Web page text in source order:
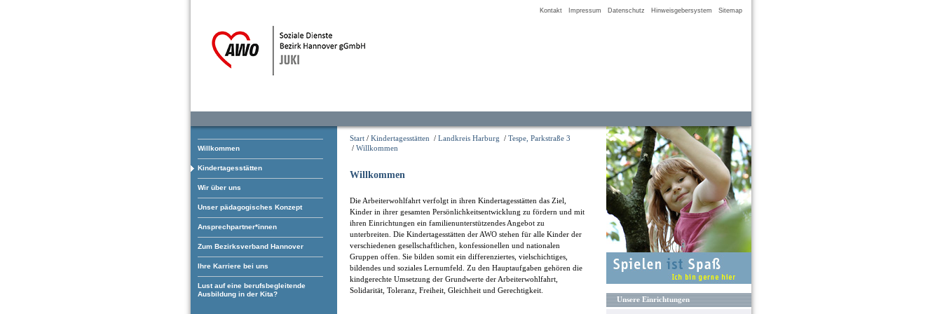
Kontakt Impressum Datenschutz Hinweisgebersystem Sitemap
Willkommen
Kindertagesstätten
Wir über uns
Unser pädagogisches Konzept
Ansprechpartner*innen
Zum Bezirksverband Hannover
Ihre Karriere bei uns
Lust auf eine berufsbegleitende
Ausbildung in der Kita?
Start / Kindertagesstätten / Landkreis Harburg / Tespe, Parkstraße 3
/ Willkommen
Willkommen
Die Arbeiterwohlfahrt verfolgt in ihren Kindertagesstätten das Ziel,
Kinder in ihrer gesamten Persönlichkeitsentwicklung zu fördern und mit
ihren Einrichtungen ein familienunterstützendes Angebot zu
unterbreiten. Die Kindertagesstätten der AWO stehen für alle Kinder der
verschiedenen gesellschaftlichen, konfessionellen und nationalen
Gruppen offen. Sie bilden somit ein differenziertes, vielschichtiges,
bildendes und soziales Lernumfeld. Zu den Hauptaufgaben gehören die
kindgerechte Umsetzung der Grundwerte der Arbeiterwohlfahrt,
Solidarität, Toleranz, Freiheit, Gleichheit und Gerechtigkeit.
Unsere Einrichtungen